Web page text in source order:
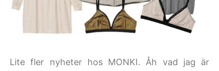
Lite fler nyheter hos MONKI. Åh vad jag är